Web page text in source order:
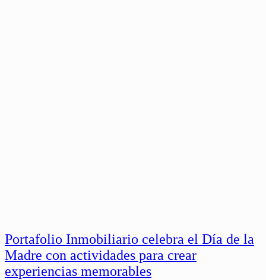
Portafolio Inmobiliario celebra el Día de la
Madre con actividades para crear
experiencias memorables